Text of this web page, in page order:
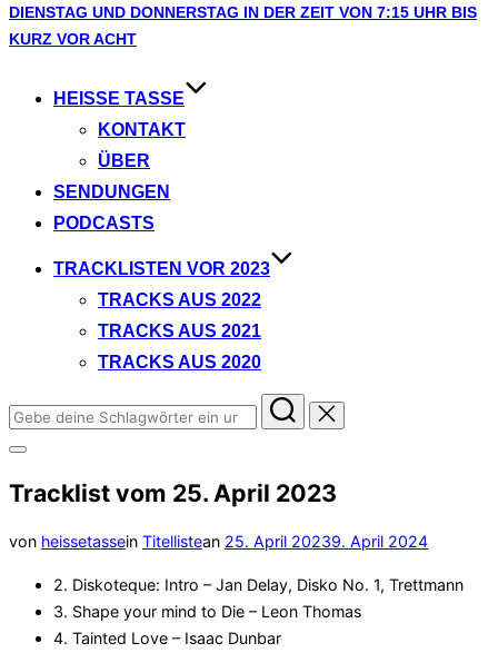
Zum
Inhalt
DIENSTAG UND DONNERSTAG IN DER ZEIT VON 7:15 UHR BIS
KURZ VOR ACHT
HEISSE TASSE
KONTAKT
ÜBER
SENDUNGEN
PODCASTS
TRACKLISTEN VOR 2023
TRACKS AUS 2022
TRACKS AUS 2021
TRACKS AUS 2020
Suchen
nach:
Seitenleiste
Navigation
Tracklist vom 25. April 2023
von heissetassein Titellistean Veröffentlicht
25. April 20239. April 2024
2. Diskoteque: Intro – Jan Delay, Disko No. 1, Trettmann
3. Shape your mind to Die – Leon Thomas
4. Tainted Love – Isaac Dunbar